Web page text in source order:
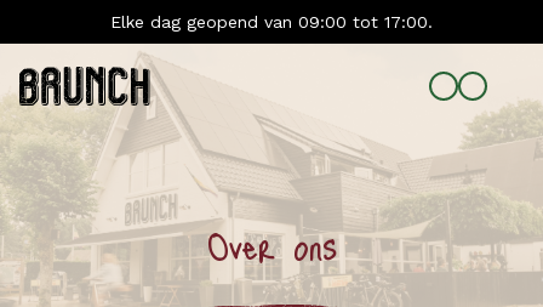
Elke dag geopend van 09:00 tot 17:00.
Over ons